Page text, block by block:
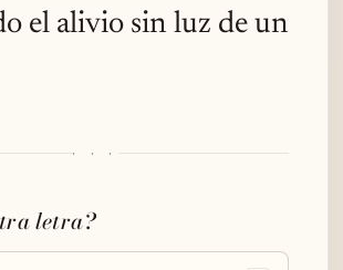
el alivio sin luz de un
· · ·
letra?